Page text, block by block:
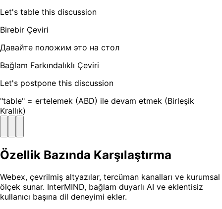
Let's table this discussion
Birebir Çeviri
Давайте положим это на стол
Bağlam Farkındalıklı Çeviri
Let's postpone this discussion
"table" = ertelemek (ABD) ile devam etmek (Birleşik
Krallık)
Özellik Bazında Karşılaştırma
Webex, çevrilmiş altyazılar, tercüman kanalları ve kurumsal
ölçek sunar. InterMIND, bağlam duyarlı AI ve eklentisiz
kullanıcı başına dil deneyimi ekler.